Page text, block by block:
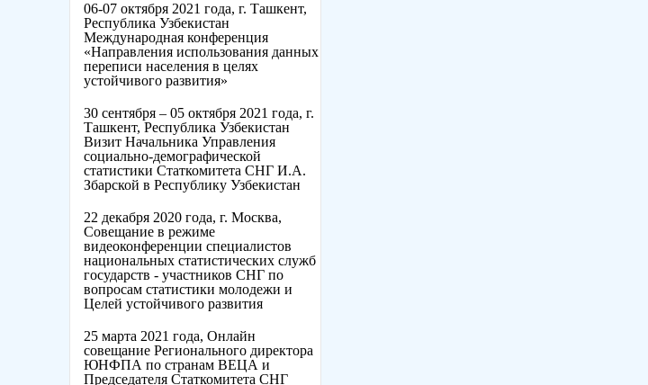
06-07 октября 2021 года, г. Ташкент,
Республика Узбекистан
Международная конференция
«Направления использования данных
переписи населения в целях
устойчивого развития»
30 сентября – 05 октября 2021 года, г.
Ташкент, Республика Узбекистан
Визит Начальника Управления
социально-демографической
статистики Статкомитета СНГ И.А.
Збарской в Республику Узбекистан
22 декабря 2020 года, г. Москва,
Совещание в режиме
видеоконференции специалистов
национальных статистических служб
государств - участников СНГ по
вопросам статистики молодежи и
Целей устойчивого развития
25 марта 2021 года, Онлайн
совещание Регионального директора
ЮНФПА по странам ВЕЦА и
Председателя Статкомитета СНГ